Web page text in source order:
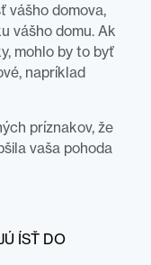
vášho domova,
vášho domu. Ak
mohlo by to byť
napríklad
príznakov, že
vaša pohoda
ÍSŤ DO